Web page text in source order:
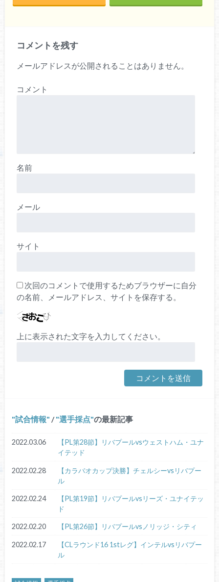
コメントを残す
メールアドレスが公開されることはありません。
コメント
名前
メール
サイト
次回のコメントで使用するためブラウザーに自分
の名前、メールアドレス、サイトを保存する。
上に表示された文字を入力してください。
試合情報 / 選手採点 の最新記事
2022.03.06
【PL第28節】リバプールvsウェストハム・ユナ
イテッド
2022.02.28
【カラバオカップ決勝】チェルシーvsリバプー
ル
2022.02.24
【PL第19節】リバプールvsリーズ・ユナイテッ
ド
2022.02.20 【PL第26節】リバプールvsノリッジ・シティ
2022.02.17
【CLラウンド16 1stレグ】インテルvsリバプー
ル